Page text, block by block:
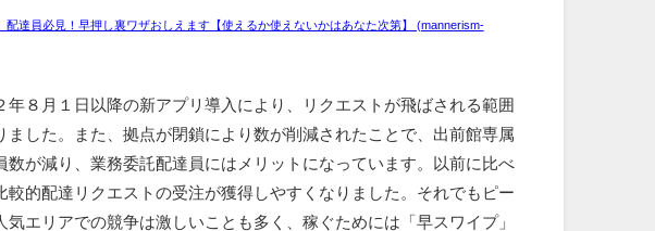
配達員必見！早押し裏ワザおしえます【使えるか使えないかはあなた次第】 (mannerism-
年８月１日以降の新アプリ導入により、リクエストが飛ばされる範囲
ました。また、拠点が閉鎖により数が削減されたことで、出前館専属
数が減り、業務委託配達員にはメリットになっています。以前に比べ
較的配達リクエストの受注が獲得しやすくなりました。それでもピー
気エリアでの競争は激しいことも多く、稼ぐためには「早スワイプ」